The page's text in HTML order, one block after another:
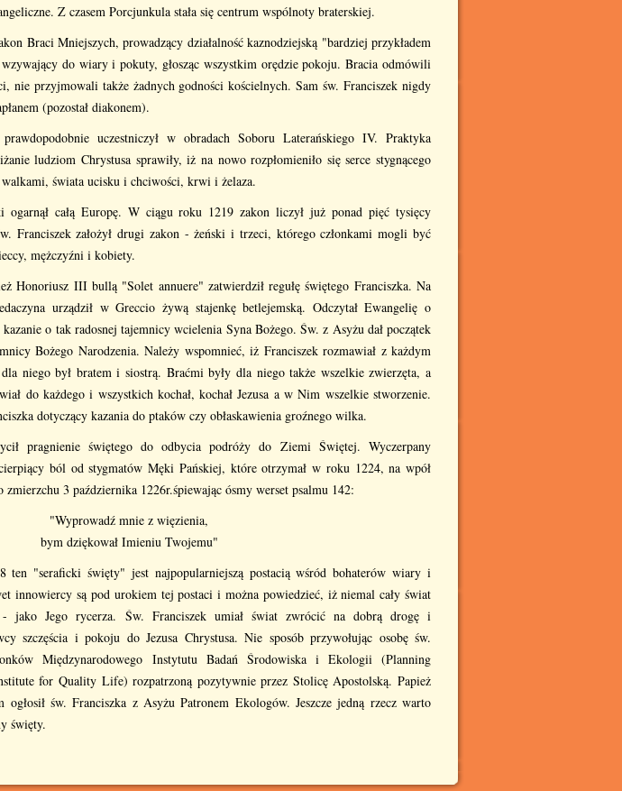
Z czasem Porcjunkula stała się centrum wspólnoty braterskiej.
Braci Mniejszych, prowadzący działalność kaznodziejską "bardziej przykładem
wzywający do wiary i pokuty, głosząc wszystkim orędzie pokoju. Bracia odmówili
nie przyjmowali także żadnych godności kościelnych. Sam św. Franciszek nigdy
(pozostał diakonem).
uczestniczył w obradach Soboru Laterańskiego IV. Praktyka
ludziom Chrystusa sprawiły, iż na nowo rozpłomieniło się serce stygnącego
świata ucisku i chciwości, krwi i żelaza.
ogarnął całą Europę. W ciągu roku 1219 zakon liczył już ponad pięć tysięcy
Franciszek założył drugi zakon - żeński i trzeci, którego członkami mogli być
mężczyźni i kobiety.
Honoriusz III bullą "Solet annuere" zatwierdził regułę świętego Franciszka. Na
urządził w Greccio żywą stajenkę betlejemską. Odczytał Ewangelię o
kazanie o tak radosnej tajemnicy wcielenia Syna Bożego. Św. z Asyżu dał początek
Bożego Narodzenia. Należy wspomnieć, iż Franciszek rozmawiał z każdym
niego był bratem i siostrą. Braćmi były dla niego także wszelkie zwierzęta, a
do każdego i wszystkich kochał, kochał Jezusa a w Nim wszelkie stworzenie.
dotyczący kazania do ptaków czy obłaskawienia groźnego wilka.
pragnienie świętego do odbycia podróży do Ziemi Świętej. Wyczerpany
ból od stygmatów Męki Pańskiej, które otrzymał w roku 1224, na wpół
3 października 1226r.śpiewając ósmy werset psalmu 142:
"Wyprowadź mnie z więzienia,
bym dziękował Imieniu Twojemu"
ten "seraficki święty" jest najpopularniejszą postacią wśród bohaterów wiary i
innowiercy są pod urokiem tej postaci i można powiedzieć, iż niemal cały świat
jako Jego rycerza. Św. Franciszek umiał świat zwrócić na dobrą drogę i
szczęścia i pokoju do Jezusa Chrystusa. Nie sposób przywołując osobę św.
Międzynarodowego Instytutu Badań Środowiska i Ekologii (Planning
for Quality Life) rozpatrzoną pozytywnie przez Stolicę Apostolską. Papież
św. Franciszka z Asyżu Patronem Ekologów. Jeszcze jedną rzecz warto
święty.